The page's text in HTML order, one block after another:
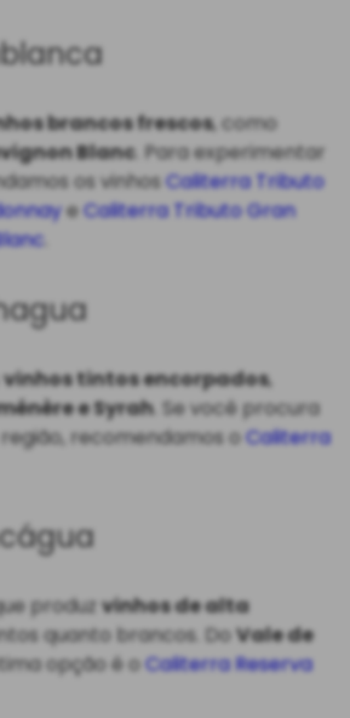
brancos frescos, como
Blanc. Para experimentar
os vinhosCaliterra Tributo
eCaliterra Tributo Gran
vinhos tintos encorpados,
e Syrah. Se você procura
recomendamos oCaliterra
produz vinhos de alta
quanto brancos. DoVale de
opção é oCaliterra Reserva